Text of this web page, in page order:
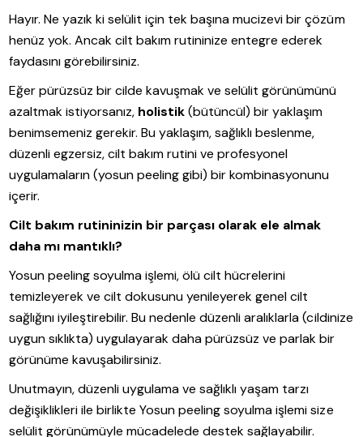
Hayır. Ne yazık ki selülit için tek başına mucizevi bir çözüm
henüz yok. Ancak cilt bakım rutininize entegre ederek
faydasını görebilirsiniz.
Eğer pürüzsüz bir cilde kavuşmak ve selülit görünümünü
azaltmak istiyorsanız, holistik(bütüncül) bir yaklaşım
benimsemeniz gerekir. Bu yaklaşım, sağlıklı beslenme,
düzenli egzersiz, cilt bakım rutini ve profesyonel
uygulamaların (yosun peeling gibi) bir kombinasyonunu
içerir.
Cilt bakım rutininizin bir parçası olarak ele almak
daha mı mantıklı?
Yosun peeling soyulma işlemi, ölü cilt hücrelerini
temizleyerek ve cilt dokusunu yenileyerek genel cilt
sağlığını iyileştirebilir. Bu nedenle düzenli aralıklarla (cildinize
uygun sıklıkta) uygulayarak daha pürüzsüz ve parlak bir
görünüme kavuşabilirsiniz.
Unutmayın, düzenli uygulama ve sağlıklı yaşam tarzı
değişiklikleri ile birlikte Yosun peeling soyulma işlemi size
selülit görünümüyle mücadelede destek sağlayabilir.